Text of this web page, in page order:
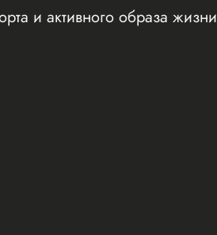
и активного образа жизни